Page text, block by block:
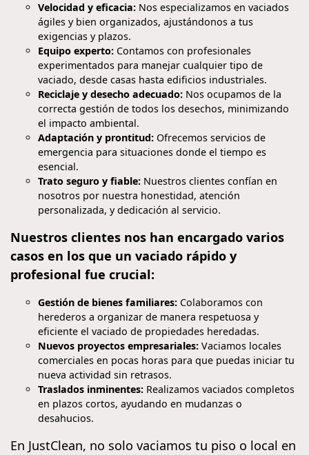
Velocidad y eficacia: Nos especializamos en vaciados
ágiles y bien organizados, ajustándonos a tus
exigencias y plazos.
Equipo experto: Contamos con profesionales
experimentados para manejar cualquier tipo de
vaciado, desde casas hasta edificios industriales.
Reciclaje y desecho adecuado: Nos ocupamos de la
correcta gestión de todos los desechos, minimizando
el impacto ambiental.
Adaptación y prontitud: Ofrecemos servicios de
emergencia para situaciones donde el tiempo es
esencial.
Trato seguro y fiable: Nuestros clientes confían en
nosotros por nuestra honestidad, atención
personalizada, y dedicación al servicio.
Nuestros clientes nos han encargado varios
casos en los que un vaciado rápido y
profesional fue crucial:
Gestión de bienes familiares: Colaboramos con
herederos a organizar de manera respetuosa y
eficiente el vaciado de propiedades heredadas.
Nuevos proyectos empresariales: Vaciamos locales
comerciales en pocas horas para que puedas iniciar tu
nueva actividad sin retrasos.
Traslados inminentes: Realizamos vaciados completos
en plazos cortos, ayudando en mudanzas o
desahucios.
En JustClean, no solo vaciamos tu piso o local en